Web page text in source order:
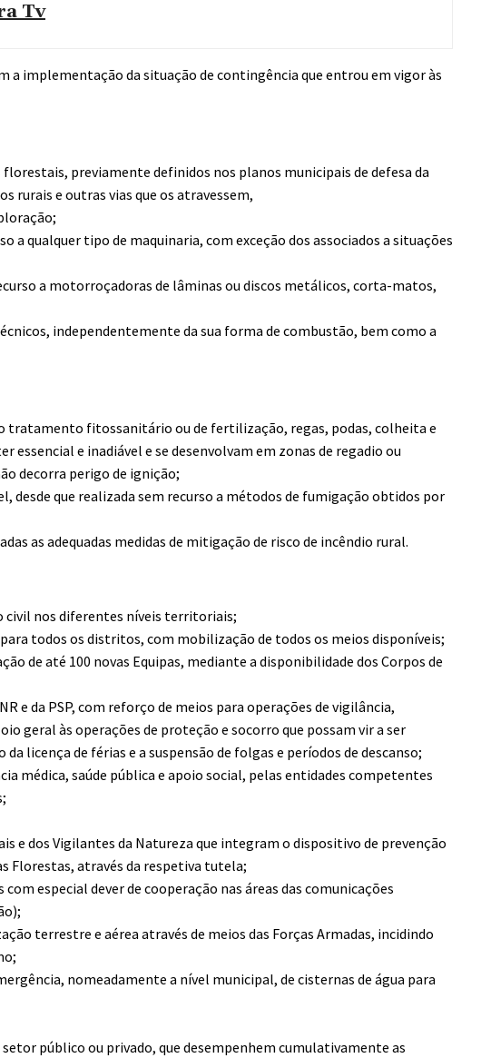
Tv
a implementação da situação de contingência que entrou em vigor às
previamente definidos nos planos municipais de defesa da
rurais e outras vias que os atravessem,
qualquer tipo de maquinaria, com exceção dos associados a situações
a motorroçadoras de lâminas ou discos metálicos, corta-matos,
independentemente da sua forma de combustão, bem como a
tratamento fitossanitário ou de fertilização, regas, podas, colheita e
essencial e inadiável e se desenvolvam em zonas de regadio ou
decorra perigo de ignição;
desde que realizada sem recurso a métodos de fumigação obtidos por
as adequadas medidas de mitigação de risco de incêndio rural.
civil nos diferentes níveis territoriais;
todos os distritos, com mobilização de todos os meios disponíveis;
de até 100 novas Equipas, mediante a disponibilidade dos Corpos de
e da PSP, com reforço de meios para operações de vigilância,
geral às operações de proteção e socorro que possam vir a ser
licença de férias e a suspensão de folgas e períodos de descanso;
médica, saúde pública e apoio social, pelas entidades competentes
e dos Vigilantes da Natureza que integram o dispositivo de prevenção
Florestas, através da respetiva tutela;
especial dever de cooperação nas áreas das comunicações
terrestre e aérea através de meios das Forças Armadas, incidindo
nomeadamente a nível municipal, de cisternas de água para
público ou privado, que desempenhem cumulativamente as